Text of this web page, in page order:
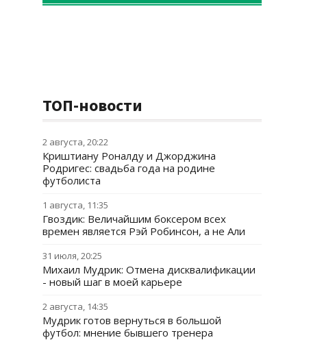
ТОП-новости
2 августа, 20:22
Криштиану Роналду и Джорджина
Родригес: свадьба года на родине
футболиста
1 августа, 11:35
Гвоздик: Величайшим боксером всех
времен является Рэй Робинсон, а не Али
31 июля, 20:25
Михаил Мудрик: Отмена дисквалификации
- новый шаг в моей карьере
2 августа, 14:35
Мудрик готов вернуться в большой
футбол: мнение бывшего тренера